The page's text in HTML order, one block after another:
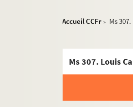
Accueil CCFr > Ms
Ms 307. Louis